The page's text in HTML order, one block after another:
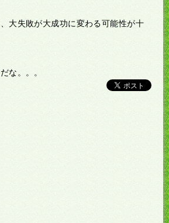
大失敗が大成功に変わる可能性が十
な。。。